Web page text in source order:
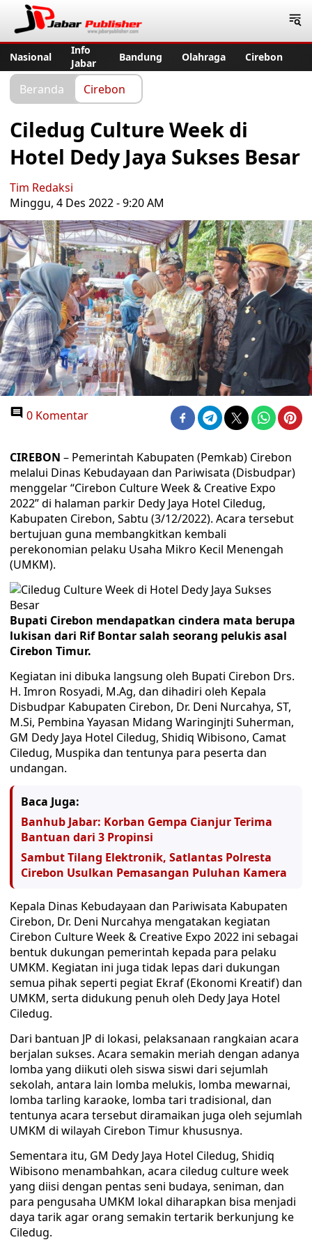
Nasional
Info
Jabar
Bandung Olahraga Cirebon
Beranda Cirebon
Ciledug Culture Week di
Hotel Dedy Jaya Sukses Besar
Tim Redaksi
Minggu, 4 Des 2022 - 9:20 AM
0 Komentar
CIREBON – Pemerintah Kabupaten (Pemkab) Cirebon
melalui Dinas Kebudayaan dan Pariwisata (Disbudpar)
menggelar “Cirebon Culture Week & Creative Expo
2022” di halaman parkir Dedy Jaya Hotel Ciledug,
Kabupaten Cirebon, Sabtu (3/12/2022). Acara tersebut
bertujuan guna membangkitkan kembali
perekonomian pelaku Usaha Mikro Kecil Menengah
(UMKM).
Bupati Cirebon mendapatkan cindera mata berupa
lukisan dari Rif Bontar salah seorang pelukis asal
Cirebon Timur.
Kegiatan ini dibuka langsung oleh Bupati Cirebon Drs.
H. Imron Rosyadi, M.Ag, dan dihadiri oleh Kepala
Disbudpar Kabupaten Cirebon, Dr. Deni Nurcahya, ST,
M.Si, Pembina Yayasan Midang Waringinjti Suherman,
GM Dedy Jaya Hotel Ciledug, Shidiq Wibisono, Camat
Ciledug, Muspika dan tentunya para peserta dan
undangan.
Baca Juga:
Banhub Jabar: Korban Gempa Cianjur Terima
Bantuan dari 3 Propinsi
Sambut Tilang Elektronik, Satlantas Polresta
Cirebon Usulkan Pemasangan Puluhan Kamera
Kepala Dinas Kebudayaan dan Pariwisata Kabupaten
Cirebon, Dr. Deni Nurcahya mengatakan kegiatan
Cirebon Culture Week & Creative Expo 2022 ini sebagai
bentuk dukungan pemerintah kepada para pelaku
UMKM. Kegiatan ini juga tidak lepas dari dukungan
semua pihak seperti pegiat Ekraf (Ekonomi Kreatif) dan
UMKM, serta didukung penuh oleh Dedy Jaya Hotel
Ciledug.
Dari bantuan JP di lokasi, pelaksanaan rangkaian acara
berjalan sukses. Acara semakin meriah dengan adanya
lomba yang diikuti oleh siswa siswi dari sejumlah
sekolah, antara lain lomba melukis, lomba mewarnai,
lomba tarling karaoke, lomba tari tradisional, dan
tentunya acara tersebut diramaikan juga oleh sejumlah
UMKM di wilayah Cirebon Timur khususnya.
Sementara itu, GM Dedy Jaya Hotel Ciledug, Shidiq
Wibisono menambahkan, acara ciledug culture week
yang diisi dengan pentas seni budaya, seniman, dan
para pengusaha UMKM lokal diharapkan bisa menjadi
daya tarik agar orang semakin tertarik berkunjung ke
Ciledug.